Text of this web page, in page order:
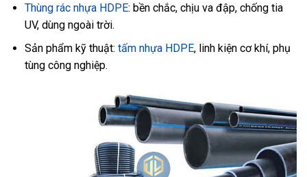
Thùng rác nhựa HDPE: bền chắc, chịu va đập, chống tia
UV, dùng ngoài trời.
Sản phẩm kỹ thuật: tấm nhựa HDPE, linh kiện cơ khí, phụ
tùng công nghiệp.